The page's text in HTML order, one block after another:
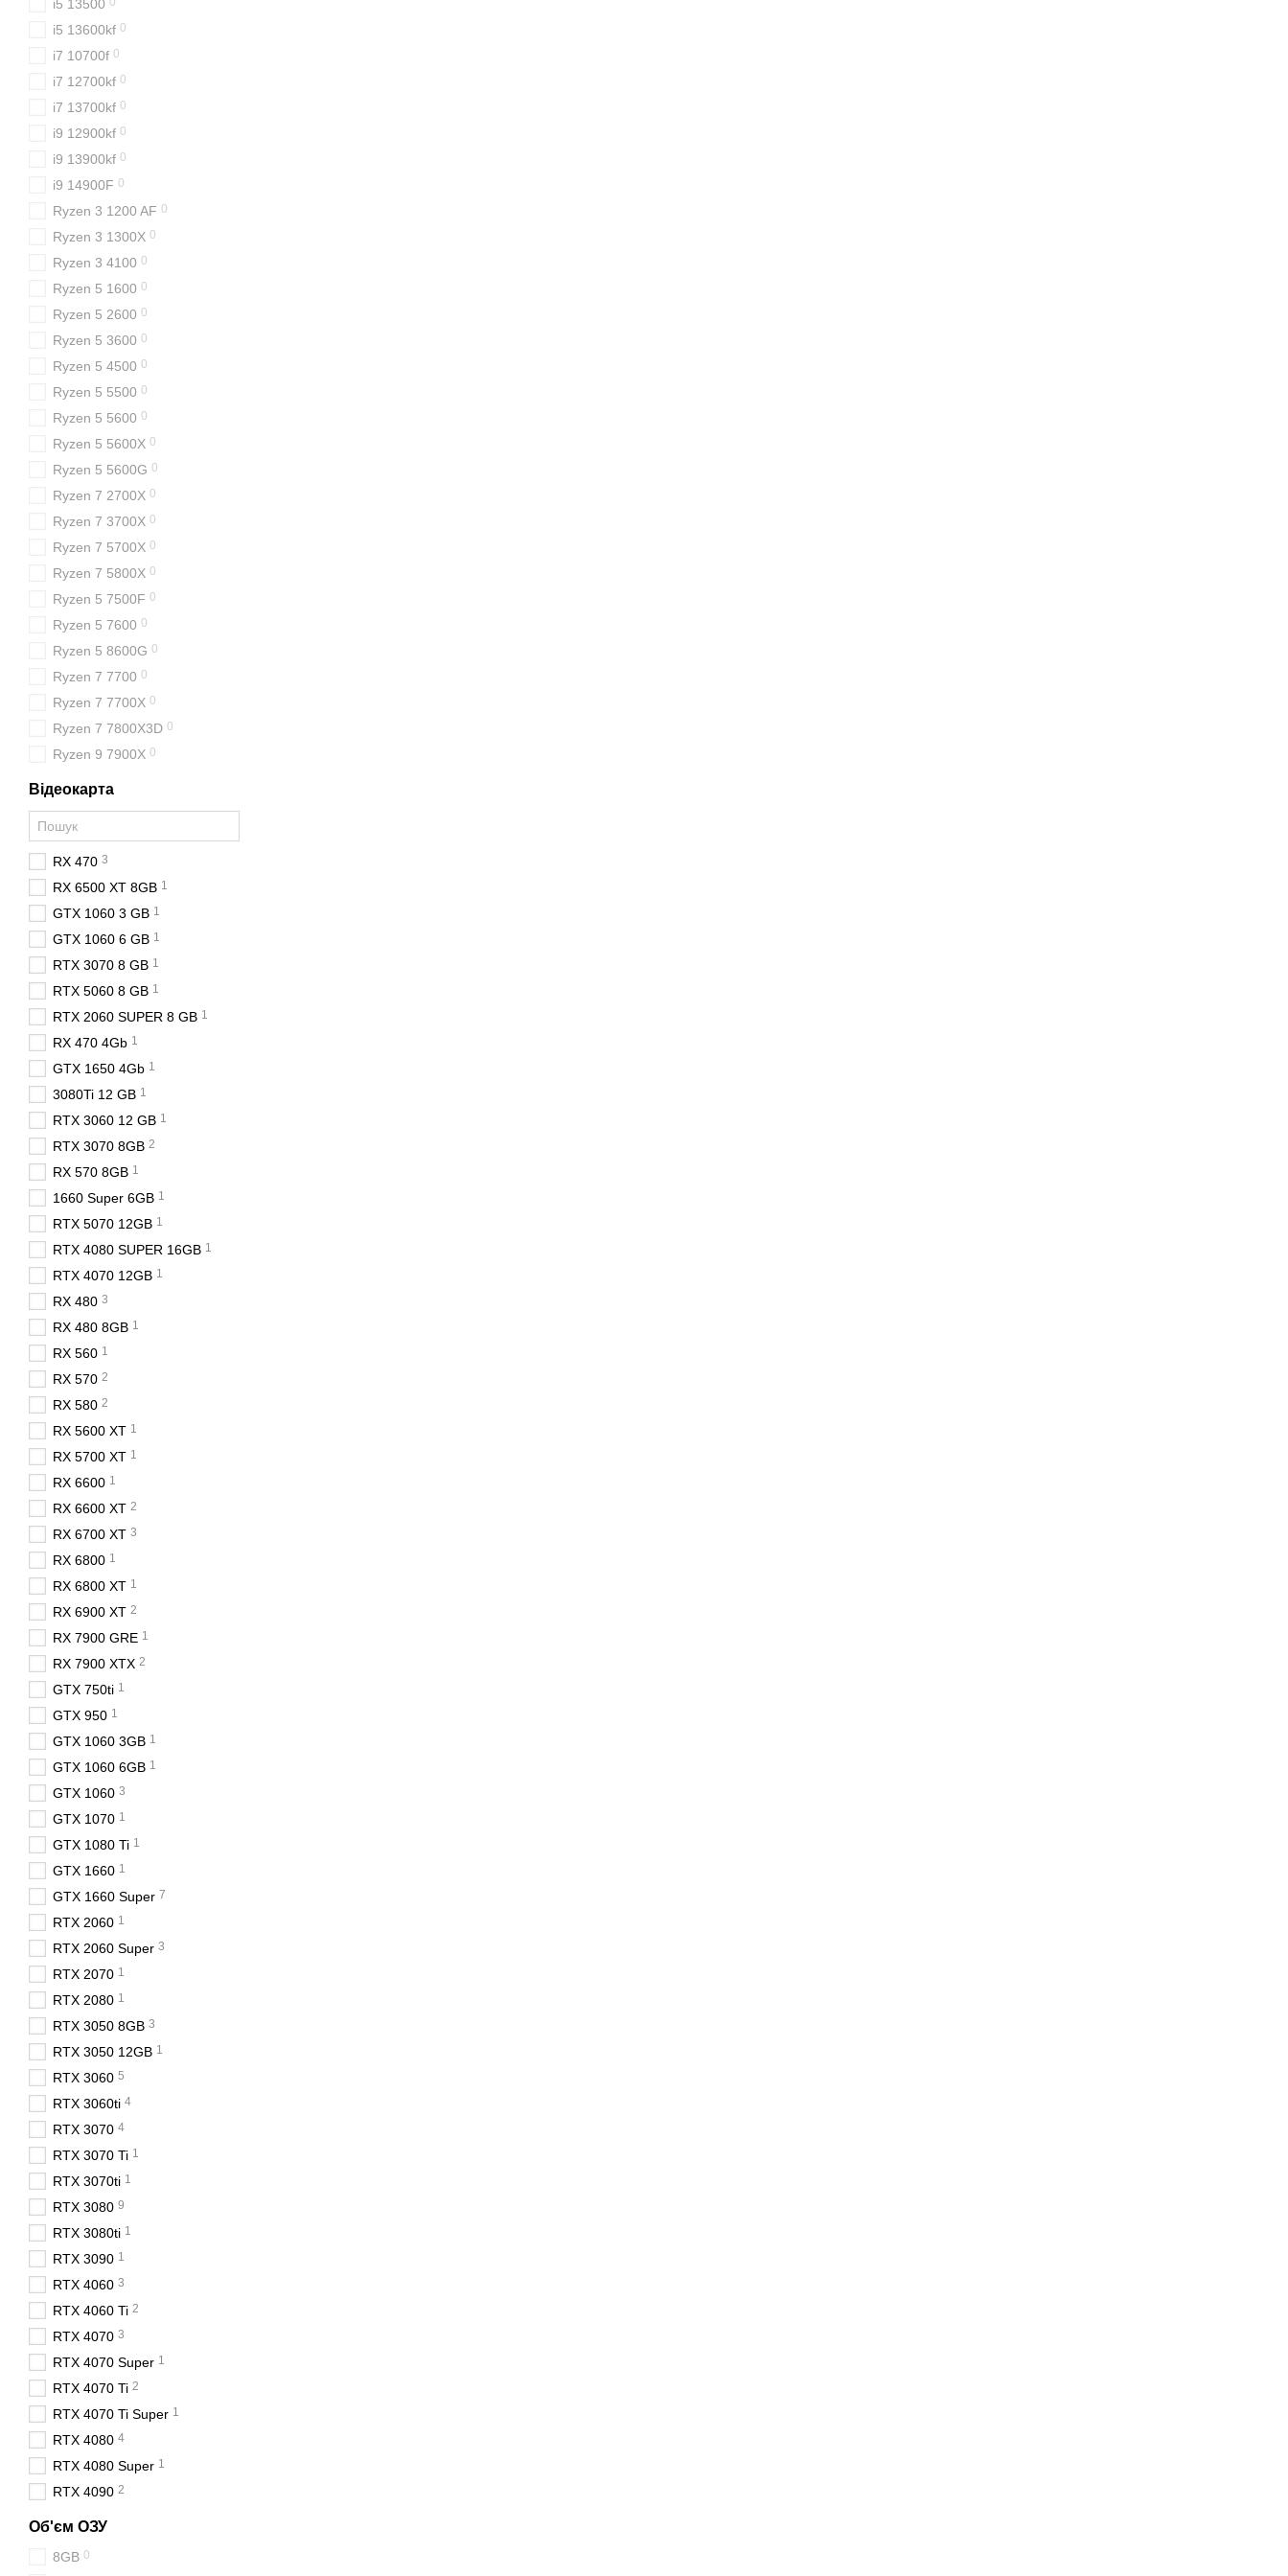
i5 13500
i5 13600kf 0
i7 10700f 0
i7 12700kf 0
i7 13700kf 0
i9 12900kf 0
i9 13900kf 0
i9 14900F 0
Ryzen 3 1200 AF 0
Ryzen 3 1300X 0
Ryzen 3 4100 0
Ryzen 5 1600 0
Ryzen 5 2600 0
Ryzen 5 3600 0
Ryzen 5 4500 0
Ryzen 5 5500 0
Ryzen 5 5600 0
Ryzen 5 5600X 0
Ryzen 5 5600G 0
Ryzen 7 2700X 0
Ryzen 7 3700X 0
Ryzen 7 5700X 0
Ryzen 7 5800X 0
Ryzen 5 7500F 0
Ryzen 5 7600 0
Ryzen 5 8600G 0
Ryzen 7 7700 0
Ryzen 7 7700X 0
Ryzen 7 7800X3D 0
Ryzen 9 7900X 0
Відеокарта
RX 470 3
RX 6500 XT 8GB 1
GTX 1060 3 GB 1
GTX 1060 6 GB 1
RTX 3070 8 GB 1
RTX 5060 8 GB 1
RTX 2060 SUPER 8 GB 1
RX 470 4Gb 1
GTX 1650 4Gb 1
3080Ti 12 GB 1
RTX 3060 12 GB 1
RTX 3070 8GB 2
RX 570 8GB 1
1660 Super 6GB 1
RTX 5070 12GB 1
RTX 4080 SUPER 16GB 1
RTX 4070 12GB 1
RX 480 3
RX 480 8GB 1
RX 560 1
RX 570 2
RX 580 2
RX 5600 XT 1
RX 5700 XT 1
RX 6600 1
RX 6600 XT 2
RX 6700 XT 3
RX 6800 1
RX 6800 XT 1
RX 6900 XT 2
RX 7900 GRE 1
RX 7900 XTX 2
GTX 750ti 1
GTX 950 1
GTX 1060 3GB 1
GTX 1060 6GB 1
GTX 1060 3
GTX 1070 1
GTX 1080 Ti 1
GTX 1660 1
GTX 1660 Super 7
RTX 2060 1
RTX 2060 Super 3
RTX 2070 1
RTX 2080 1
RTX 3050 8GB 3
RTX 3050 12GB 1
RTX 3060 5
RTX 3060ti 4
RTX 3070 4
RTX 3070 Ti 1
RTX 3070ti 1
RTX 3080 9
RTX 3080ti 1
RTX 3090 1
RTX 4060 3
RTX 4060 Ti 2
RTX 4070 3
RTX 4070 Super 1
RTX 4070 Ti 2
RTX 4070 Ti Super 1
RTX 4080 4
RTX 4080 Super 1
RTX 4090 2
Об'єм ОЗУ
8GB 0